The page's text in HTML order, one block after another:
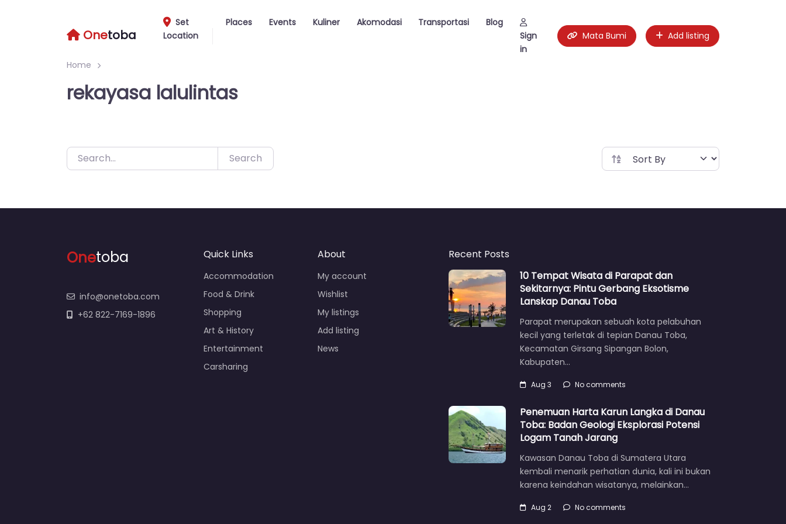
Onetoba
Set
Location
Places Events Kuliner Akomodasi Transportasi
Blog
Sign
in
Mata Bumi Add listing
Home
rekayasa lalulintas
Search
Onetoba
info@onetoba.com
+62 822-7169-1896
Quick Links
Accommodation
Food & Drink
Shopping
Art & History
Entertainment
Carsharing
About
My account
Wishlist
My listings
Add listing
News
Recent Posts
10 Tempat Wisata di Parapat dan
Sekitarnya: Pintu Gerbang Eksotisme
Lanskap Danau Toba
Parapat merupakan sebuah kota pelabuhan
kecil yang terletak di tepian Danau Toba,
Kecamatan Girsang Sipangan Bolon,
Kabupaten…
Aug 3 No comments
Penemuan Harta Karun Langka di Danau
Toba: Badan Geologi Eksplorasi Potensi
Logam Tanah Jarang
Kawasan Danau Toba di Sumatera Utara
kembali menarik perhatian dunia, kali ini bukan
karena keindahan wisatanya, melainkan…
Aug 2 No comments